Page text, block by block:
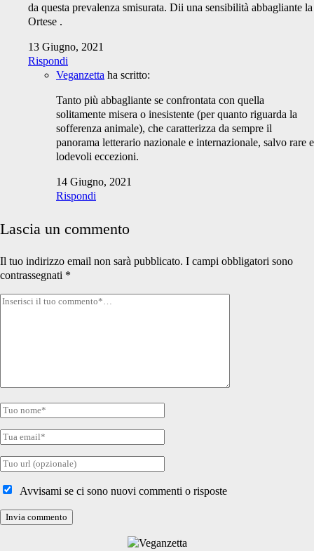
da questa prevalenza smisurata. Dii una sensibilità abbagliante la
Ortese .
13 Giugno, 2021
Rispondi
Veganzetta ha scritto:
Tanto più abbagliante se confrontata con quella
solitamente misera o inesistente (per quanto riguarda la
sofferenza animale), che caratterizza da sempre il
panorama letterario nazionale e internazionale, salvo rare e
lodevoli eccezioni.
14 Giugno, 2021
Rispondi
Lascia un commento
Il tuo indirizzo email non sarà pubblicato. I campi obbligatori sono
contrassegnati *
Tuo
Tuo
Tua
Tuo
internetAvvisami se ci sono nuovi commenti o risposte